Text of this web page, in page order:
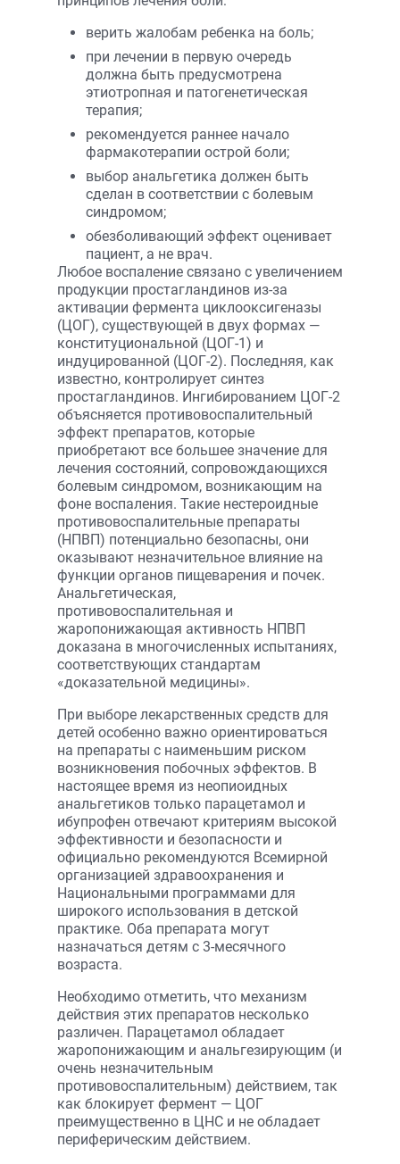
верить жалобам ребенка на боль;
при лечении в первую очередь
должна быть предусмотрена
этиотропная и патогенетическая
терапия;
рекомендуется раннее начало
фармакотерапии острой боли;
выбор анальгетика должен быть
сделан в соответствии с болевым
синдромом;
обезболивающий эффект оценивает
пациент, а не врач.
Любое воспаление связано с увеличением
продукции простагландинов из-за
активации фермента циклооксигеназы
(ЦОГ), существующей в двух формах —
конституциональной (ЦОГ-1) и
индуцированной (ЦОГ-2). Последняя, как
известно, контролирует синтез
простагландинов. Ингибированием ЦОГ-2
объясняется противовоспалительный
эффект препаратов, которые
приобретают все большее значение для
лечения состояний, сопровождающихся
болевым синдромом, возникающим на
фоне воспаления. Такие нестероидные
противовоспалительные препараты
(НПВП) потенциально безопасны, они
оказывают незначительное влияние на
функции органов пищеварения и почек.
Анальгетическая,
противовоспалительная и
жаропонижающая активность НПВП
доказана в многочисленных испытаниях,
соответствующих стандартам
«доказательной медицины».
При выборе лекарственных средств для
детей особенно важно ориентироваться
на препараты с наименьшим риском
возникновения побочных эффектов. В
настоящее время из неопиоидных
анальгетиков только парацетамол и
ибупрофен отвечают критериям высокой
эффективности и безопасности и
официально рекомендуются Всемирной
организацией здравоохранения и
Национальными программами для
широкого использования в детской
практике. Оба препарата могут
назначаться детям с 3-месячного
возраста.
Необходимо отметить, что механизм
действия этих препаратов несколько
различен. Парацетамол обладает
жаропонижающим и анальгезирующим (и
очень незначительным
противовоспалительным) действием, так
как блокирует фермент — ЦОГ
преимущественно в ЦНС и не обладает
периферическим действием.